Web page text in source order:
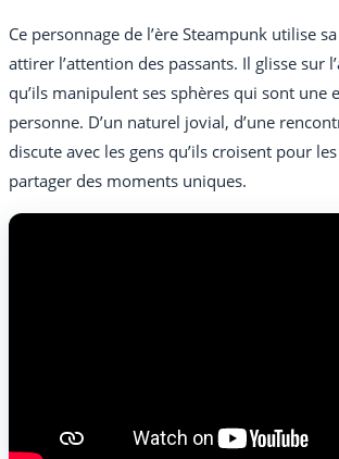
Ce personnage de l’ère Steampunk utilise
attirer l’attention des passants. Il glisse sur
qu’ils manipulent ses sphères qui sont une
personne. D’un naturel jovial, d’une
discute avec les gens qu’ils croisent pour
partager des moments uniques.